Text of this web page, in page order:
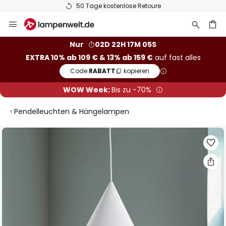
50 Tage kostenlose Retoure
Inhalt
Nur
02D 22H 17M 05S
EXTRA 10% ab 109 € & 13% ab 159 €auf fast alles
Code:RABATT kopieren
WOW Week:Bis zu -70%
Pendelleuchten & Hängelampen
Zum